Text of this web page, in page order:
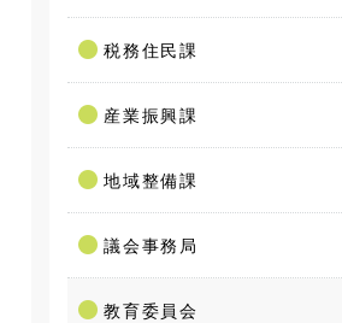
税務住民課
産業振興課
地域整備課
議会事務局
教育委員会